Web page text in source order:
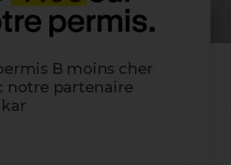
B moins cher
notre partenaire